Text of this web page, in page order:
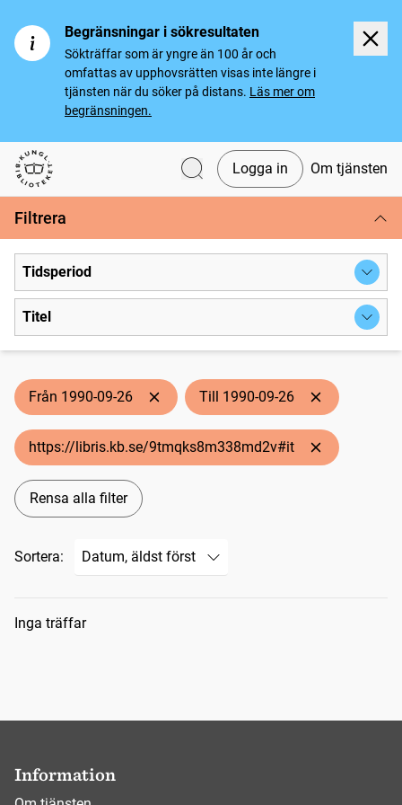
Begränsningar i sökresultaten
Sökträffar som är yngre än 100 år och
omfattas av upphovsrätten visas inte längre i
tjänsten när du söker på distans. Läs mer om
begränsningen.
Svenska tidningar
Logga in Om tjänsten
Filtrera
Tidsperiod
Titel
Från 1990-09-26 Till 1990-09-26
https://libris.kb.se/9tmqks8m338md2v#it
Rensa alla filter
Sortera:
Sökresultat
Inga träffar
Information